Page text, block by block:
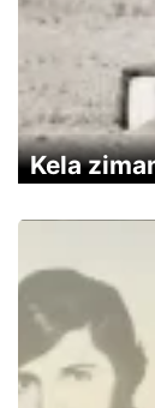
Kela